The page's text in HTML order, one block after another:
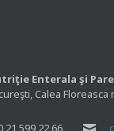
Enterala şi
Calea Floreasca
21 599 22 66